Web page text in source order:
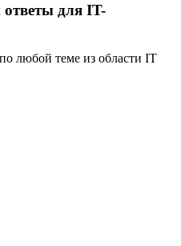
для IT-
любой теме из области IT